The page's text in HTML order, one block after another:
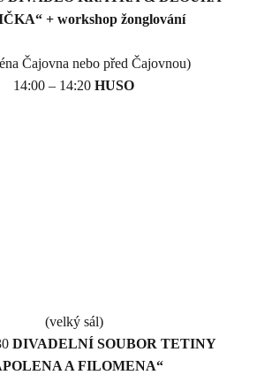
+ workshop žonglování
Čajovna nebo před Čajovnou)
14:00 – 14:20 HUSO
(velký sál)
DIVADELNÍ SOUBOR TETINY
A FILOMENA“